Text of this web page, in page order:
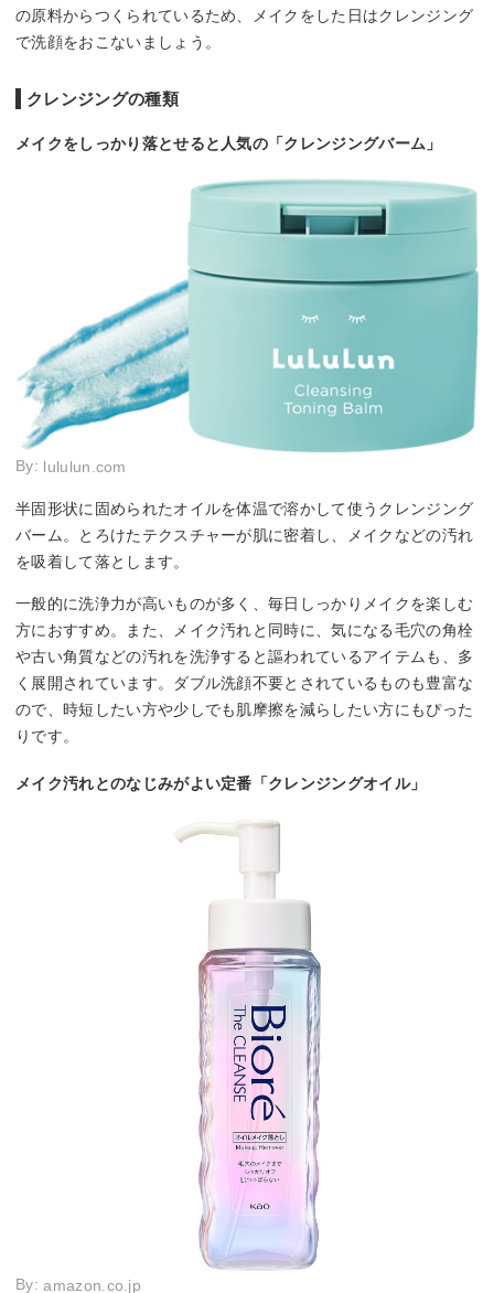
の原料からつくられているため、メイクをした日はクレンジング
で洗顔をおこないましょう。
クレンジングの種類
メイクをしっかり落とせると人気の「クレンジングバーム」
By: lululun.com
半固形状に固められたオイルを体温で溶かして使うクレンジング
バーム。とろけたテクスチャーが肌に密着し、メイクなどの汚れ
を吸着して落とします。
一般的に洗浄力が高いものが多く、毎日しっかりメイクを楽しむ
方におすすめ。また、メイク汚れと同時に、気になる毛穴の角栓
や古い角質などの汚れを洗浄すると謳われているアイテムも、多
く展開されています。ダブル洗顔不要とされているものも豊富な
ので、時短したい方や少しでも肌摩擦を減らしたい方にもぴった
りです。
メイク汚れとのなじみがよい定番「クレンジングオイル」
By:amazon.co.jp